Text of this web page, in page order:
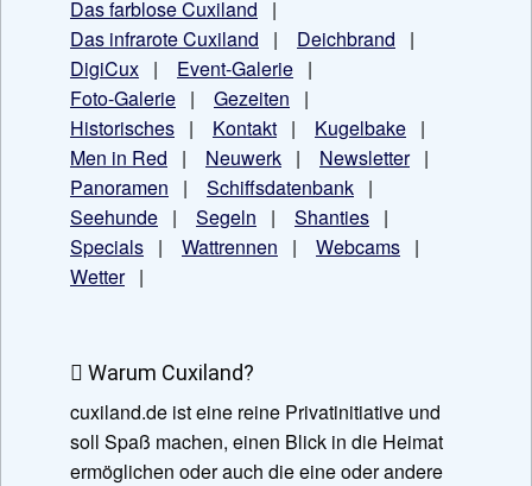
Das farblose Cuxiland |
Das infrarote Cuxiland | Deichbrand |
DigiCux | Event-Galerie |
Foto-Galerie | Gezeiten |
Historisches | Kontakt | Kugelbake |
Men in Red | Neuwerk | Newsletter|
Panoramen | Schiffsdatenbank |
Seehunde | Segeln | Shanties |
Specials | Wattrennen | Webcams |
Wetter|
Warum Cuxiland?
cuxiland.de ist eine reine Privatinitiative und
soll Spaß machen, einen Blick in die Heimat
ermöglichen oder auch die eine oder andere